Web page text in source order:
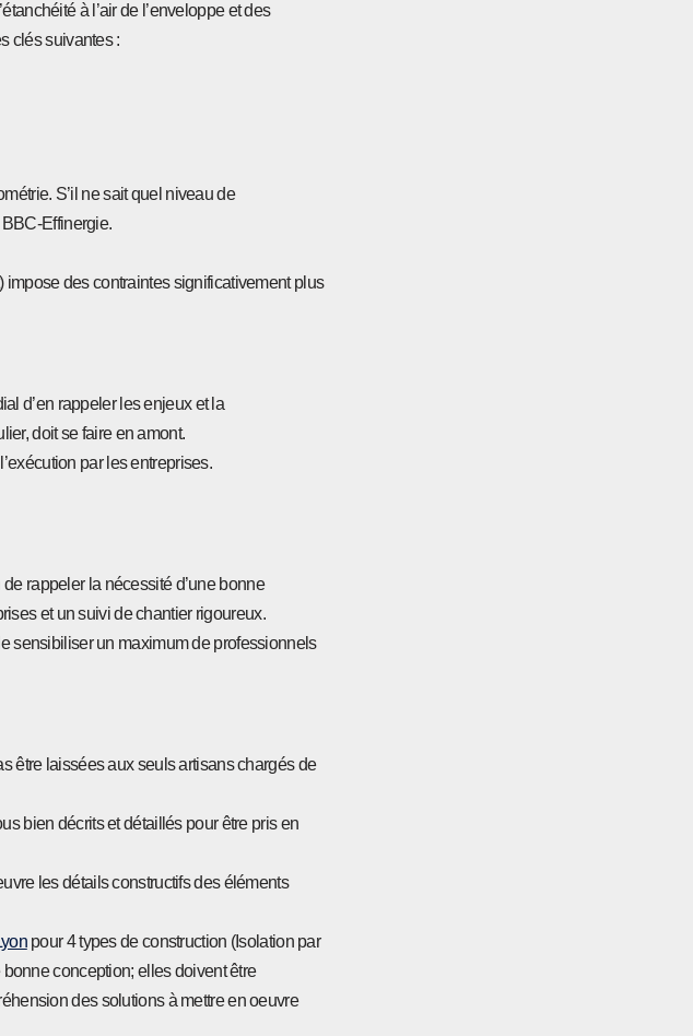
à l’air de l’enveloppe et des
clés suivantes :
S’il ne sait quel niveau de
Effinergie.
impose des contraintes significativement plus
d’en rappeler les enjeux et la
doit se faire en amont.
par les entreprises.
rappeler la nécessité d’une bonne
et un suivi de chantier rigoureux.
sensibiliser un maximum de professionnels
être laissées aux seuls artisans chargés de
bien décrits et détaillés pour être pris en
les détails constructifs des éléments
pour 4 types de construction (Isolation par
bonne conception; elles doivent être
des solutions à mettre en oeuvre